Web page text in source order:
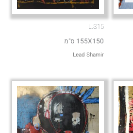
L.S15
155X150 ס"מ
Lead Shamir